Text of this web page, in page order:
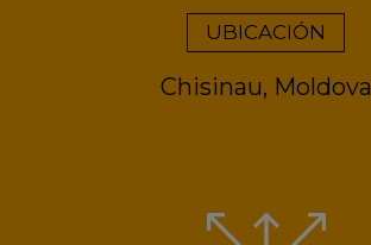
UBICACIÓN
Chisinau, Moldova